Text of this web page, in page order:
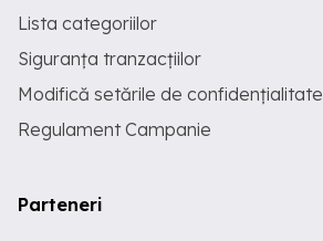
Lista categoriilor
Siguranța tranzacțiilor
Modifică setările de confidențialitate
Regulament Campanie
Parteneri